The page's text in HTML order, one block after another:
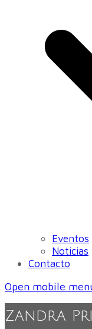
Eventos
Noticias
Contacto
Open mobile
Zandra